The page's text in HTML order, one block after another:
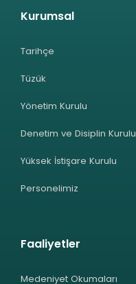
Kurumsal
Tarihçe
Tüzük
Yönetim Kurulu
Denetim ve Disiplin Kurulu
Yüksek İstişare Kurulu
Personelimiz
Faaliyetler
Medeniyet Okumaları